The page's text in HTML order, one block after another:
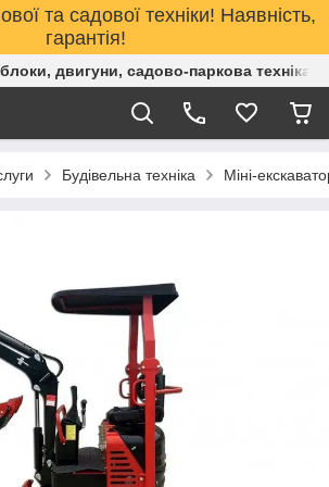
та садової техніки! Наявність,
гарантія!
двигуни, садово-паркова техніка.
Будівельна техніка Міні-